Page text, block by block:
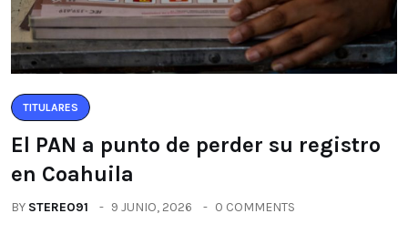
TITULARES
El PAN a punto de perder su registro
en Coahuila
BY STEREO91 9 JUNIO, 2026 0 COMMENTS